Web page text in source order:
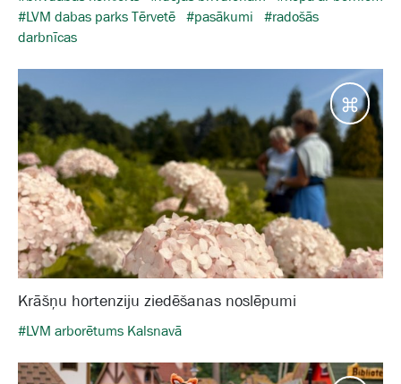
#LVM dabas parks Tērvetē #pasākumi
#radošās
darbnīcas
Krāšņu hortenziju ziedēšanas noslēpumi
#LVM arborētums Kalsnavā